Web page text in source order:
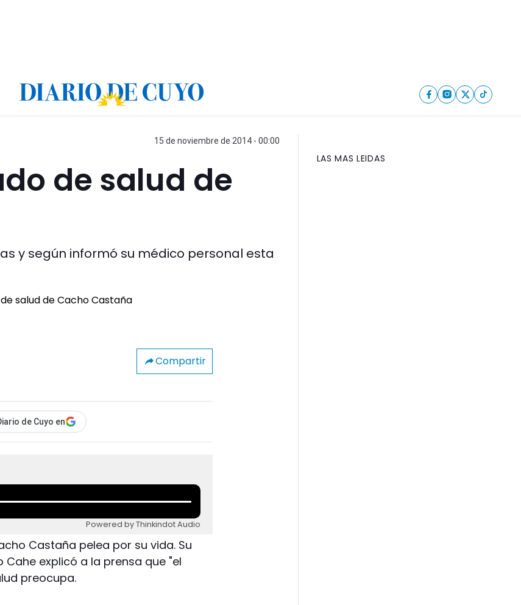
15 de noviembre de 2014 - 00:00
de salud de
y según informó su médico personal esta
Compartir
de Cuyo en
Powered by Thinkindot Audio
Castaña pelea por su vida. Su
explicó a la prensa que "el
preocupa.
LAS MAS LEIDAS